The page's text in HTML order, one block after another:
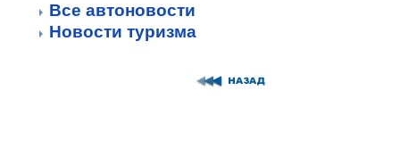
Все автоновости
Новости туризма